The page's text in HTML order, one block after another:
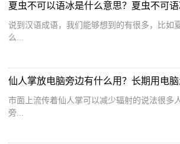
夏虫不可以语冰是什么意思？夏虫不可语
说到汉语成语，我们能够想到的有很多，比如
么...
仙人掌放电脑旁边有什么用？长期用电脑
市面上流传着仙人掌可以减少辐射的说法很多
旁...